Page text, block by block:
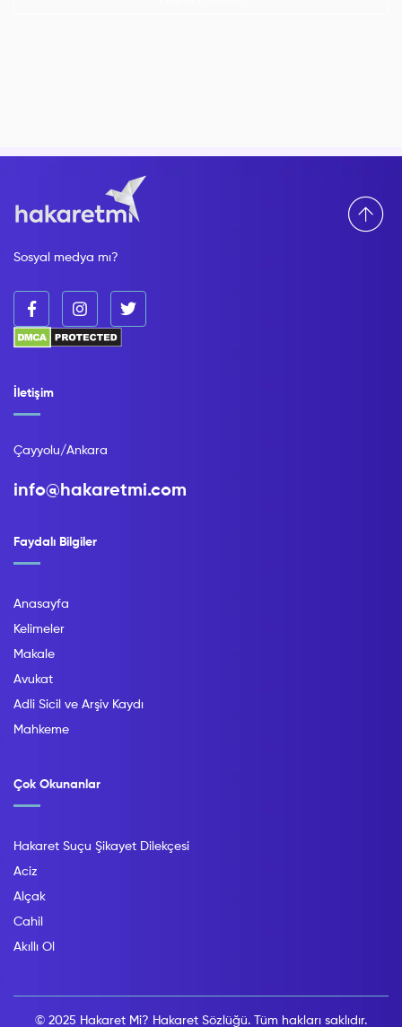
Sosyal medya mı?
Faydalı Bilgiler
Anasayfa
Kelimeler
Makale
Avukat
Adli Sicil ve Arşiv Kaydı
Mahkeme
Çok Okunanlar
Hakaret Suçu Şikayet Dilekçesi
Aciz
Alçak
Cahil
Akıllı Ol
İletişim
Çayyolu/Ankara
info@hakaretmi.com
© 2025 Hakaret Mi? Hakaret Sözlüğü. Tüm hakları saklıdır.